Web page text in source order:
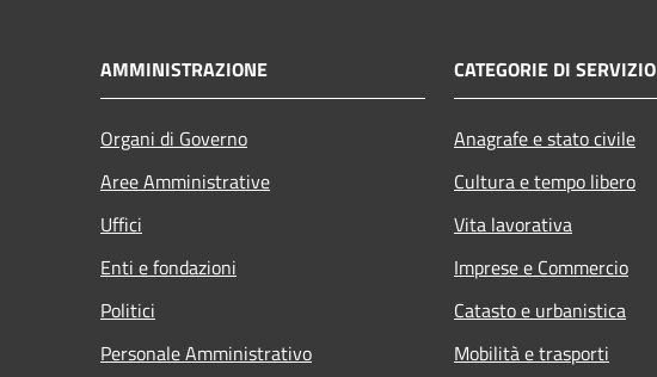
AMMINISTRAZIONE
Organi di Governo
Aree Amministrative
Uffici
Enti e fondazioni
Politici
Personale Amministrativo
CATEGORIE DI SERVIZIO
Anagrafe e stato civile
Cultura e tempo libero
Vita lavorativa
Imprese e Commercio
Catasto e urbanistica
Mobilità e trasporti